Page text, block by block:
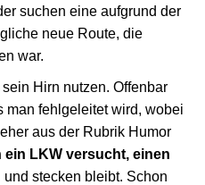
suchen eine aufgrund der
neue Route, die
war.
Hirn nutzen. Offenbar
man fehlgeleitet wird, wobei
aus der Rubrik Humor
ein LKW versucht, einen
und stecken bleibt. Schon